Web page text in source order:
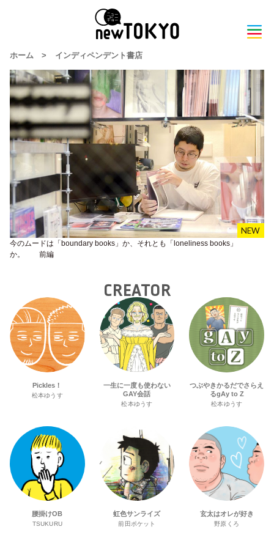
ホーム > インディペンデント書店
今のムードは「boundary books」か、それとも「loneliness books」
か。 前編
CREATOR
Pickles！
松本ゆうす
一生に一度も使わない
GAY会話
松本ゆうす
つぶやきかるだでさらえ
るgAy to Z
松本ゆうす
腰掛けOB
TSUKURU
虹色サンライズ
前田ポケット
玄太はオレが好き
野原くろ